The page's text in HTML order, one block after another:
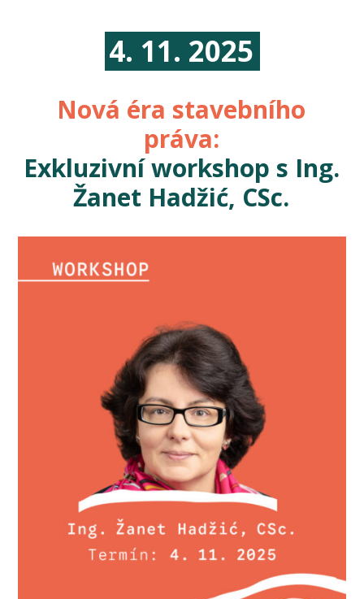
4. 11. 2025
Nová éra stavebního
práva:
Exkluzivní workshop s Ing.
Žanet Hadžić, CSc.